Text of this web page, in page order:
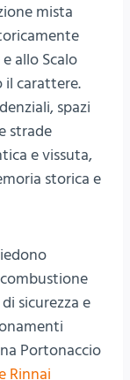
mista
allo Scalo
il carattere.
spazi
strade
e vissuta,
storica e
sicurezza e
Portonaccio
Rinnai